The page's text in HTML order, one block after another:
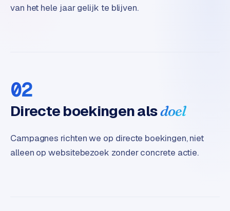
n
e
r
i
r
van het hele jaar gelijk te blijven.
02
Directe boekingen alsdoel
Campagnes richten we op directe boekingen, niet
alleen op websitebezoek zonder concrete actie.